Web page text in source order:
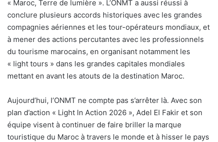
« Maroc, Terre de lumière ». L’ONMT a aussi réussi à
conclure plusieurs accords historiques avec les grandes
compagnies aériennes et les tour-opérateurs mondiaux, et
à mener des actions percutantes avec les professionnels
du tourisme marocains, en organisant notamment les
« light tours » dans les grandes capitales mondiales
mettant en avant les atouts de la destination Maroc.
Aujourd’hui, l’ONMT ne compte pas s’arrêter là. Avec son
plan d’action « Light In Action 2026 », Adel El Fakir et son
équipe visent à continuer de faire briller la marque
touristique du Maroc à travers le monde et à hisser le pays